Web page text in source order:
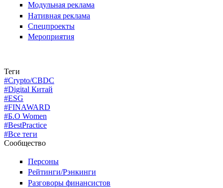
Модульная реклама
Нативная реклама
Спецпроекты
Мероприятия
Теги
#Crypto/CBDC
#Digital Китай
#ESG
#FINAWARD
#Б.О Women
#BestPractice
#Все теги
Сообщество
Персоны
Рейтинги/Рэнкинги
Разговоры финансистов